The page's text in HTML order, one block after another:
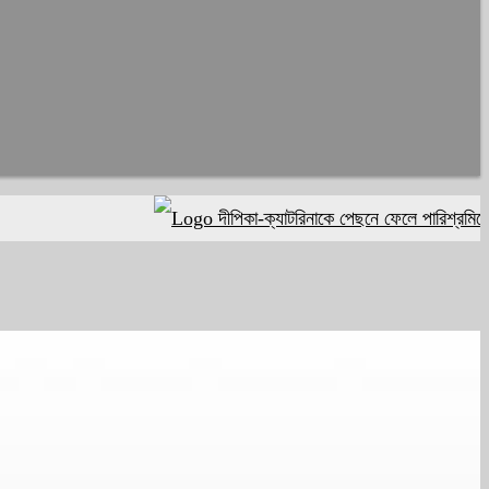
দীপিকা-ক্যাটরিনাকে পেছনে ফেলে পারিশ্রমিকে